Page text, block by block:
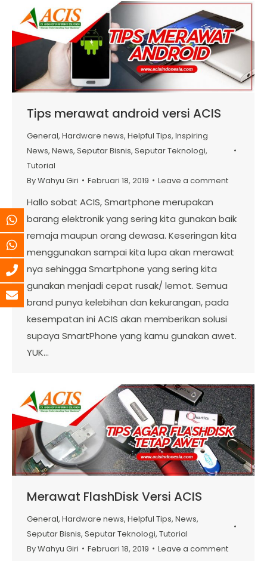
Tips merawat android versi ACIS
General, Hardware news, Helpful Tips, Inspiring
News, News, Seputar Bisnis, Seputar Teknologi,
Tutorial
ByWahyu Giri Februari 18, 2019 Leave a comment
Hallo sobat ACIS, Smartphone merupakan
barang elektronik yang sering kita gunakan baik
remaja maupun orang dewasa. Keseringan kita
menggunakan sampai kita lupa akan merawat
nya sehingga Smartphone yang sering kita
gunakan menjadi cepat rusak/ lemot. Semua
brand punya kelebihan dan kekurangan, pada
kesempatan ini ACIS akan memberikan solusi
supaya SmartPhone yang kamu gunakan awet.
YUK…
Merawat FlashDisk Versi ACIS
General, Hardware news, Helpful Tips, News,
Seputar Bisnis, Seputar Teknologi, Tutorial
ByWahyu Giri Februari 18, 2019 Leave a comment